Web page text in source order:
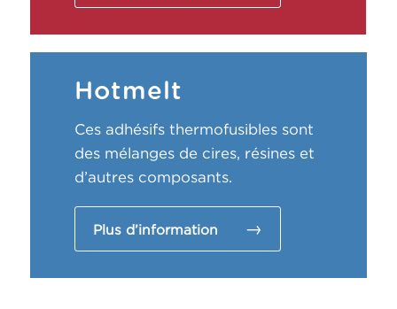
Hotmelt
Ces adhésifs thermofusibles sont
des mélanges de cires, résines et
d’autres composants.
Plus d’information